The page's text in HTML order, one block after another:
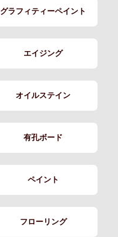
グラフィティーペイント
エイジング
オイルステイン
有孔ボード
ペイント
フローリング